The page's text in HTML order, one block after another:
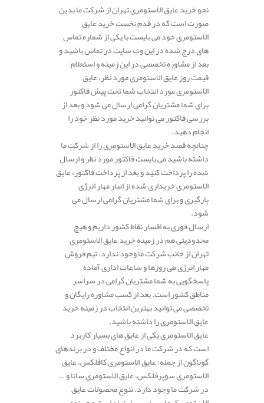
نحو خرید عایق الاستومری تهران از شرکت ما بدین
صورت است که در قدم نخست خرید عایق
الاستومری خود می بایست با یکی از شماره تماس
های درج شده در این وب سایت در تماس باشید و
بعد از مشاوره تخصصی در این زمینه و استعلام
قیمت روز عایق الاستومری مورد نظر، عایق
الاستومری مورد انتخاب شما تحت پیش فاکتور
برای شما مشتریان گرامی ارسال می شود و بعد از
بررسی فاکتور می توانید خرید مورد نظر خود را
انجام دهید.
چنانچه قصد خرید عایق الاستومری را از شرکت ما
داشته باشید می بایست فاکتور مورد نظر و ارسال
شده را پرداخت کنید و بعد از پرداخت فاکتور، عایق
الاستومری خریداری شده از انبار مهار انرژی
بارگیری و برای شما مشتریان گرامی ارسال می
شود.
ارسال فوری به اقسار نقاط کشور داریم و هیچ
محدودیتی هم در زمینه خرید عایق الاستومری
تهران از جانب شرکت ما وجود ندارد. تیم فروش
مهار انرژی طی روزها و ساعات اداری آماده
پاسخگویی به شما مشتریان گرامی در سراسر
مناطق کشور است. بعد از کسب مشاوره رایگان و
تخصصی می توانید بهترین انتخاب در زمینه خرید
عایق الاستومری را داشته باشید.
عایق الاستومری یکی از عایق های بسیار کاربرد
است که در شرکت ما در انواع مختلف و در برندهای
گوناگون از جمله: عایق الاستومری کافلکس، عایق
الاستومری سوپرفلکس، عایق الاستومری سانا و …
در شرکت ما وجود دارد. تنوع محصولات عایق